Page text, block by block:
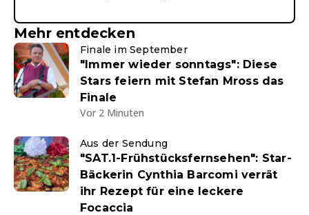
Mehr entdecken
Finale im September
"Immer wieder sonntags": Diese
Stars feiern mit Stefan Mross das
Finale
Vor 2 Minuten
Aus der Sendung
"SAT.1-Frühstücksfernsehen": Star-
Bäckerin Cynthia Barcomi verrät
ihr Rezept für eine leckere
Focaccia